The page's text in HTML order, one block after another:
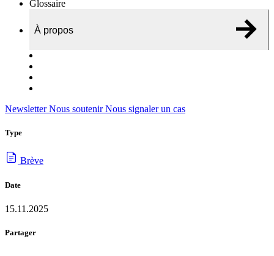
Glossaire
À propos
NewsletterNous soutenirNous signaler un cas
Type
Brève
Date
15.11.2025
Partager